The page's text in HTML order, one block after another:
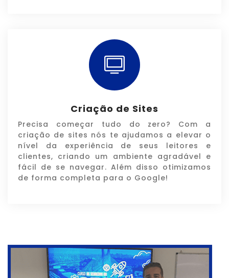
Criação de Sites
Precisa começar tudo do zero? Com a
criação de sites nós te ajudamos a elevar o
nível da experiência de seus leitores e
clientes, criando um ambiente agradável e
fácil de se navegar. Além disso otimizamos
de forma completa para o Google!